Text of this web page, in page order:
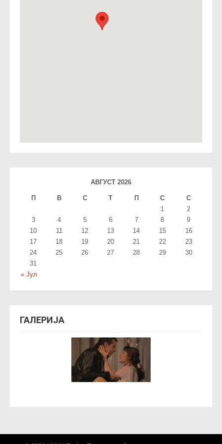
АВГУСТ 2026
П В С T П С С
« Јул
1
2
3
4 5 6 7 8
9
10
11 12 13 14 15
16
17
18 19 20 21 22
23
24
25 26 27 28 29
30
31
ГАЛЕРИЈА